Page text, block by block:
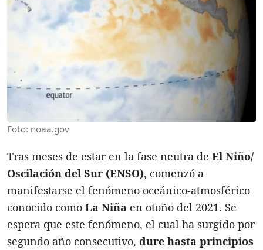
Foto: noaa.gov
Tras meses de estar en la fase neutra de El Niño/
Oscilación del Sur (ENSO), comenzó a
manifestarse el fenómeno oceánico-atmosférico
conocido como La Niña en otoño del 2021. Se
espera que este fenómeno, el cual ha surgido por
segundo año consecutivo, dure hasta principios